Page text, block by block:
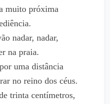
muito próxima
nadar, nadar,
na praia.
uma distância
no reino dos céus.
trinta centímetros,